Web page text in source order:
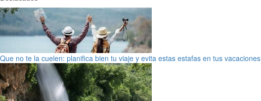
Que no te la cuelen: planifica bien tu viaje y evita estas estafas en tus vacaciones